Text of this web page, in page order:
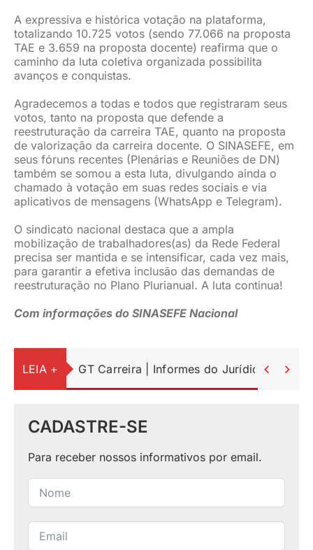
A expressiva e histórica votação na plataforma,
totalizando 10.725 votos (sendo 77.066 na proposta
TAE e 3.659 na proposta docente) reafirma que o
caminho da luta coletiva organizada possibilita
avanços e conquistas.
Agradecemos a todas e todos que registraram seus
votos, tanto na proposta que defende a
reestruturação da carreira TAE, quanto na proposta
de valorização da carreira docente. O SINASEFE, em
seus fóruns recentes (Plenárias e Reuniões de DN)
também se somou a esta luta, divulgando ainda o
chamado à votação em suas redes sociais e via
aplicativos de mensagens (WhatsApp e Telegram).
O sindicato nacional destaca que a ampla
mobilização de trabalhadores(as) da Rede Federal
precisa ser mantida e se intensificar, cada vez mais,
para garantir a efetiva inclusão das demandas de
reestruturação no Plano Plurianual. A luta continua!
Com informações do SINASEFE Nacional
LEIA + GT Carreira | Informes do Jurídico 
CADASTRE-SE
Para receber nossos informativos por email.